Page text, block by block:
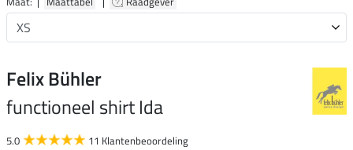
Felix Bühler
functioneel shirt Ida
5.0 11 Klantenbeoordeling